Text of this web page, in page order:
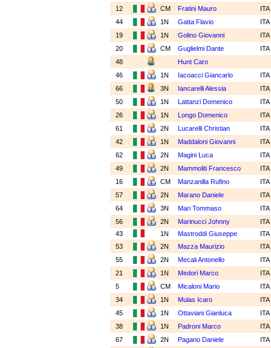
12
CM Fratini Mauro
ITA
44
1N Gatta Flavio
ITA
19
1N Golino Giovanni
ITA
20
CM Guglielmi Dante
ITA
48
Hunt Caro
46
1N Iacoacci Giancarlo
ITA
66
3N Iancarelli Alessia
ITA
50
1N Lattanzi Domenico
ITA
26
1N Longo Domenico
ITA
61
2N Lucarelli Christian
ITA
42
1N Maddaloni Giovanni
ITA
62
2N Magini Luca
ITA
49
2N Mammoliti Francesco
ITA
16
CM Manzanilla Rufino
ITA
57
2N Marano Daniele
ITA
64
3N Mari Tommaso
ITA
56
2N Marinucci Johnny
ITA
43
1N Mastroddi Giuseppe
ITA
53
2N Mazza Maurizio
ITA
55
2N Mecali Antonello
ITA
21
1N Medori Marco
ITA
5
CM Micaloni Mario
ITA
34
1N Mulas Icaro
ITA
45
1N Ottaviani Gianluca
ITA
38
1N Padroni Marco
ITA
67
2N Pagano Daniele
ITA